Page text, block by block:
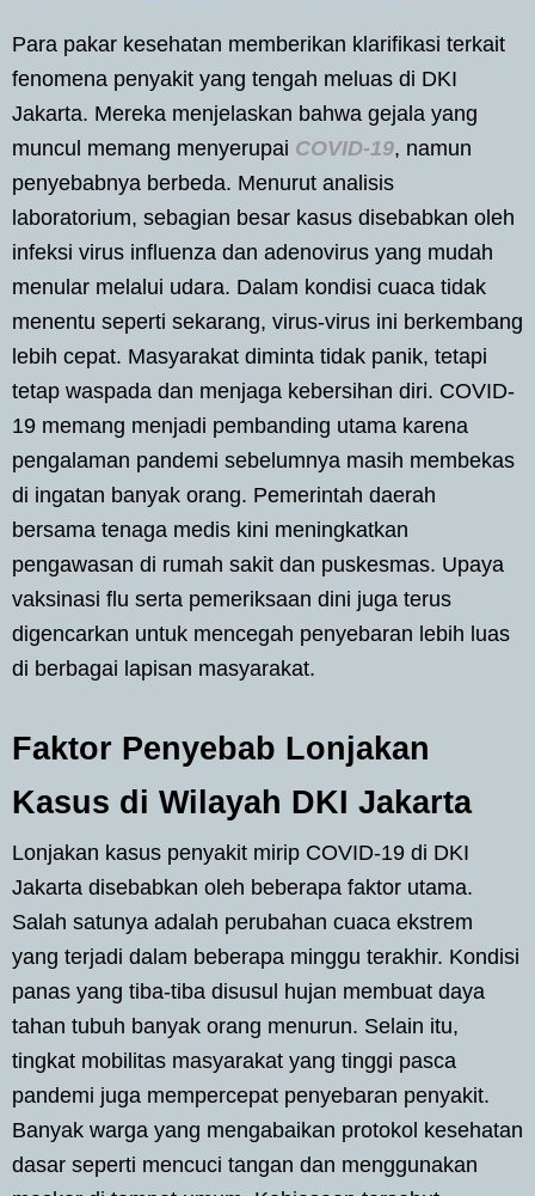
Para pakar kesehatan memberikan klarifikasi terkait
fenomena penyakit yang tengah meluas di DKI
Jakarta. Mereka menjelaskan bahwa gejala yang
muncul memang menyerupai COVID-19, namun
penyebabnya berbeda. Menurut analisis
laboratorium, sebagian besar kasus disebabkan oleh
infeksi virus influenza dan adenovirus yang mudah
menular melalui udara. Dalam kondisi cuaca tidak
menentu seperti sekarang, virus-virus ini berkembang
lebih cepat. Masyarakat diminta tidak panik, tetapi
tetap waspada dan menjaga kebersihan diri. COVID-
19 memang menjadi pembanding utama karena
pengalaman pandemi sebelumnya masih membekas
di ingatan banyak orang. Pemerintah daerah
bersama tenaga medis kini meningkatkan
pengawasan di rumah sakit dan puskesmas. Upaya
vaksinasi flu serta pemeriksaan dini juga terus
digencarkan untuk mencegah penyebaran lebih luas
di berbagai lapisan masyarakat.
Faktor Penyebab Lonjakan
Kasus di Wilayah DKI Jakarta
Lonjakan kasus penyakit mirip COVID-19 di DKI
Jakarta disebabkan oleh beberapa faktor utama.
Salah satunya adalah perubahan cuaca ekstrem
yang terjadi dalam beberapa minggu terakhir. Kondisi
panas yang tiba-tiba disusul hujan membuat daya
tahan tubuh banyak orang menurun. Selain itu,
tingkat mobilitas masyarakat yang tinggi pasca
pandemi juga mempercepat penyebaran penyakit.
Banyak warga yang mengabaikan protokol kesehatan
dasar seperti mencuci tangan dan menggunakan